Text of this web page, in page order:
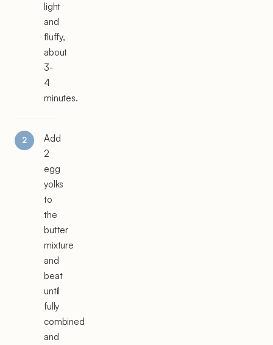
light
and
fluffy,
about
3-
4
minutes.
Add
2
egg
yolks
to
the
butter
mixture
and
beat
until
fully
combined
and